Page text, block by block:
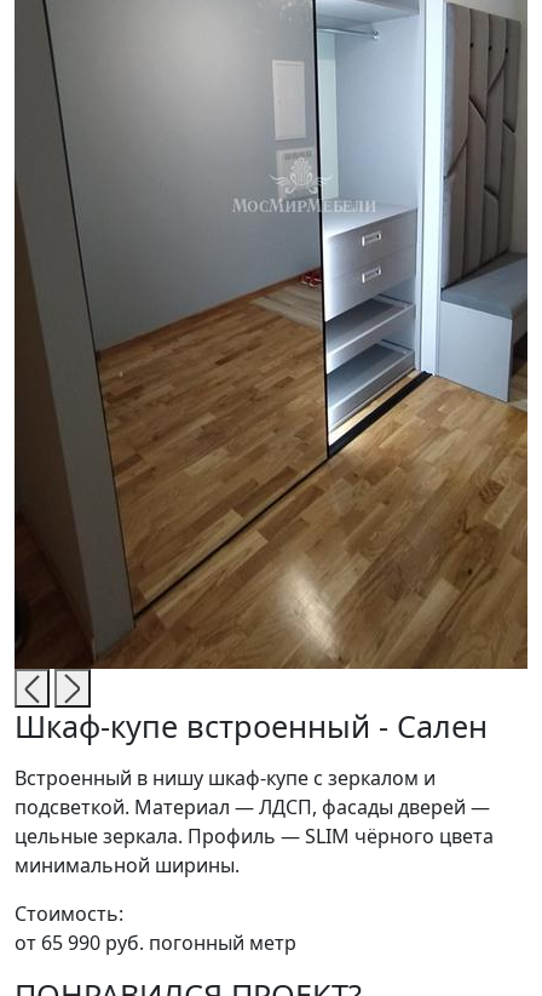
Шкаф-купе встроенный - Сален
Встроенный в нишу шкаф-купе с зеркалом и
подсветкой. Материал — ЛДСП, фасады дверей —
цельные зеркала. Профиль — SLIM чёрного цвета
минимальной ширины.
Стоимость:
от 65 990 руб. погонный метр